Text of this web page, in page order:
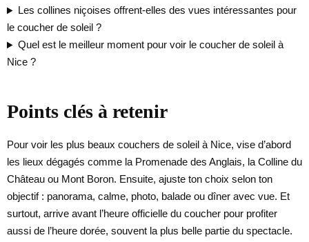
Les collines niçoises offrent-elles des vues intéressantes pour
le coucher de soleil ?
Quel est le meilleur moment pour voir le coucher de soleil à
Nice ?
Points clés à retenir
Pour voir les plus beaux couchers de soleil à Nice, vise d’abord
les lieux dégagés comme la Promenade des Anglais, la Colline du
Château ou Mont Boron. Ensuite, ajuste ton choix selon ton
objectif : panorama, calme, photo, balade ou dîner avec vue. Et
surtout, arrive avant l’heure officielle du coucher pour profiter
aussi de l’heure dorée, souvent la plus belle partie du spectacle.